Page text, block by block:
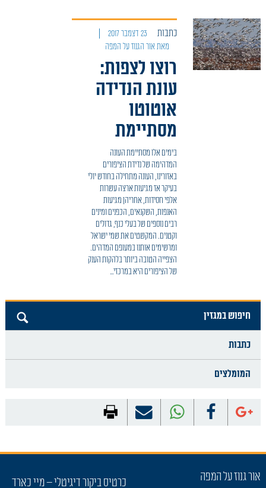
פרסום באור הגנוז על המפה
אודות אור הגנוז על המפה
צור קשר עם אור הגנוז על המפה
אור גנוז על המפה – דף הבית
כתבות
23 דצמבר 2017
מאת אור הגנוז על המפה
רוצו לצפות:
עונת הנדידה
אוטוטו
מסתיימת
בימים אלו מסתיימת העונה
המדהימה של נדידת הציפורים
באזורינו, העונה מתחילה בחודש יולי
בעיקר אז מגיעות ארצה עשרות
אלפי חסידות, אחריהן מגיעות
האנפות, השקנאים, הכפנים ומינים
רבים נוספים של בעלי כנף, גדולים
וקטנים. המקשטים את שמי ישראל
ומרשימים אותנו במעופם המדהים.
הצפייה הטובה ביותר בלהקות הענק
של הציפורים היא במרכזי…
חיפוש במגזין
כתבות
המומלצים
אור גנוז על המפה
כרטיס ביקור דיגיטלי – מיי כארד